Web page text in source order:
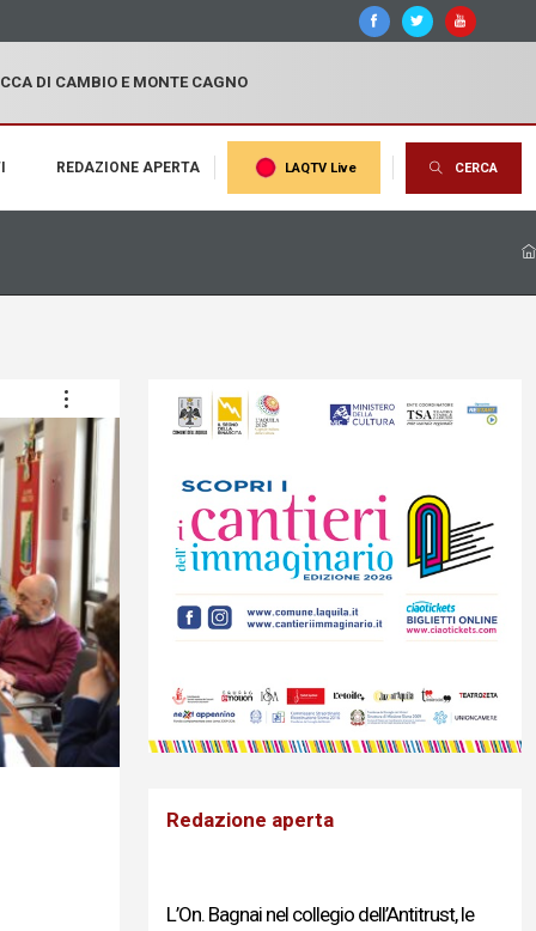
DI CAMBIO E MONTE CAGNO
REDAZIONE APERTA LAQTV Live CERCA
Redazione aperta
L’On. Bagnai nel collegio dell’Antitrust, le